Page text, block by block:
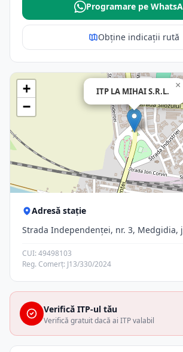
Programare pe
Obține indicații rută
ITP LA MIHAI S.R.L.
×
+
−
Adresă stație
Strada Independenței, nr. 3, Medgidia,
CUI: 49498103
Reg. Comerț: J13/330/2024
Verifică ITP-ul tău
Verifică gratuit dacă ai ITP valabil